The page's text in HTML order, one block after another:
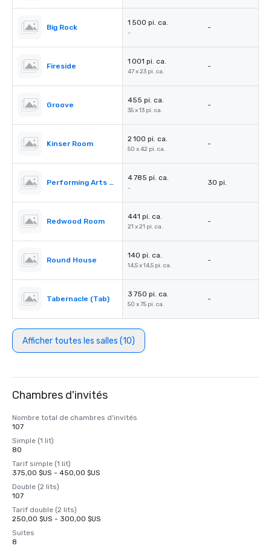
Big Rock
1 500 pi. ca.
-
-
Fireside
1 001 pi. ca.
47 x 23 pi. ca.
-
Groove
455 pi. ca.
35 x 13 pi. ca.
-
Kinser Room
2 100 pi. ca.
50 x 42 pi. ca.
-
Performing Arts Center (PAC)
4 785 pi. ca.
-
30 pi.
Redwood Room
441 pi. ca.
21 x 21 pi. ca.
-
Round House
140 pi. ca.
14,5 x 14,5 pi. ca.
-
Tabernacle (Tab)
3 750 pi. ca.
50 x 75 pi. ca.
-
Afficher toutes les salles (10)
Chambres d'invités
Nombre total de chambres d'invités
107
Simple (1 lit)
80
Tarif simple (1 lit)
375,00 $US - 450,00 $US
Double (2 lits)
107
Tarif double (2 lits)
250,00 $US - 300,00 $US
Suites
8